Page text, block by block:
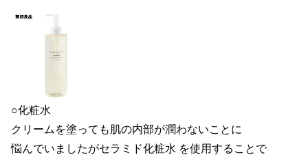
○化粧水
クリームを塗っても肌の内部が潤わないことに
悩んでいましたがセラミド化粧水 を使用することで